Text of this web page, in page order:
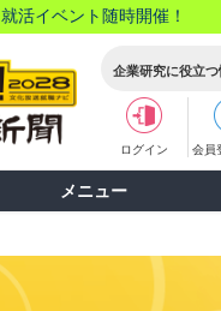
就活イベント随時開催！
企業研究に役立
ログイン 会員
メニュー